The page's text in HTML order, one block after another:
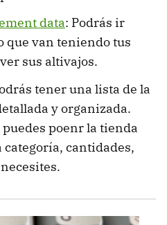
data: Podrás ir
que van teniendo tus
sus altivajos.
tener una lista de la
y organizada.
poenr la tienda
cantidades,